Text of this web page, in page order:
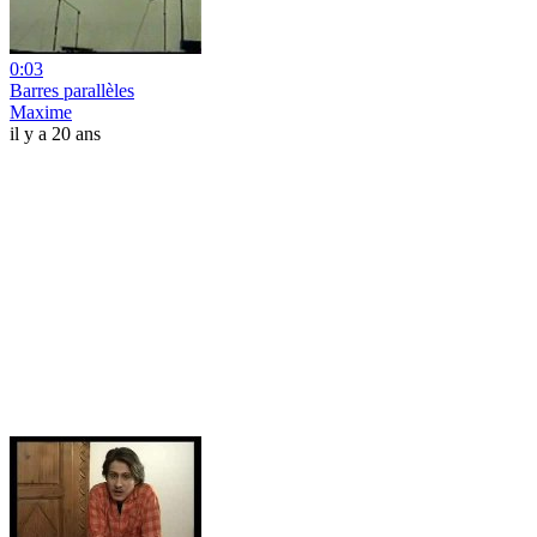
0:03
Barres parallèles
Maxime
il y a 20 ans